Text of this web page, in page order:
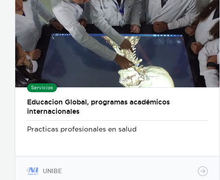
Servicios
Educacion Global, programas académicos
internacionales
Practicas profesionales en salud
UNIBE